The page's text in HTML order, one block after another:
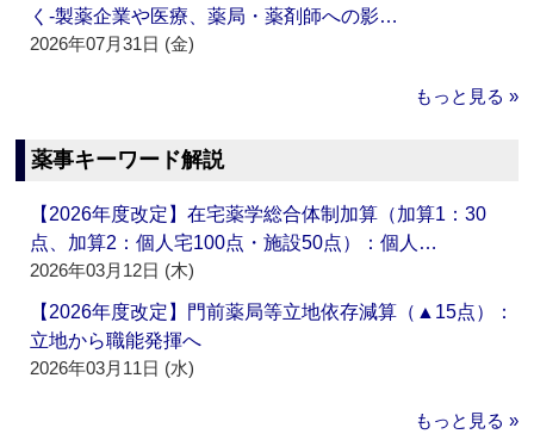
く‐製薬企業や医療、薬局・薬剤師への影…
2026年07月31日 (金)
もっと見る »
薬事キーワード解説
【2026年度改定】在宅薬学総合体制加算（加算1：30
点、加算2：個人宅100点・施設50点）：個人…
2026年03月12日 (木)
【2026年度改定】門前薬局等立地依存減算（▲15点）：
立地から職能発揮へ
2026年03月11日 (水)
もっと見る »